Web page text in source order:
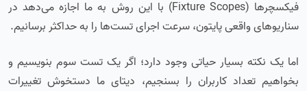
فیکسچرها (Fixture Scopes) با این روش به ما اجازه می‌دهد در
سناریوهای واقعی پایتون، سرعت اجرای تست‌ها را به حداکثر برسانیم.
اما یک نکته بسیار حیاتی وجود دارد؛ اگر یک تست سوم بنویسیم و
بخواهیم تعداد کاربران را بسنجیم، دیتای ما دستخوش تغییرات